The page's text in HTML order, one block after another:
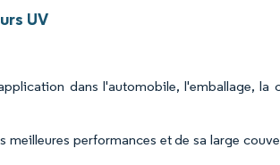
UV
dans l'automobile, l'emballage, la
meilleures performances et de sa large